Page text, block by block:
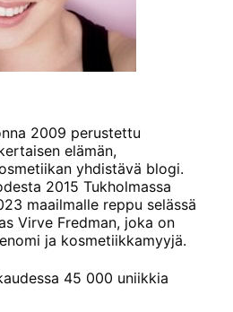
2009 perustettu
elämän,
yhdistävä blogi.
2015 Tukholmassa
maailmalle reppu selässä
Virve Fredman, joka on
ja kosmetiikkamyyjä.
45 000 uniikkia